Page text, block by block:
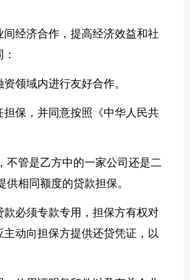
经济合作，提高经济效益和社
领域内进行友好合作。
保，并同意按照《中华人民共
不管是乙方中的一家公司还是二
相同额度的贷款担保。
必须专款专用，担保方有权对
动向担保方提供还贷凭证，以